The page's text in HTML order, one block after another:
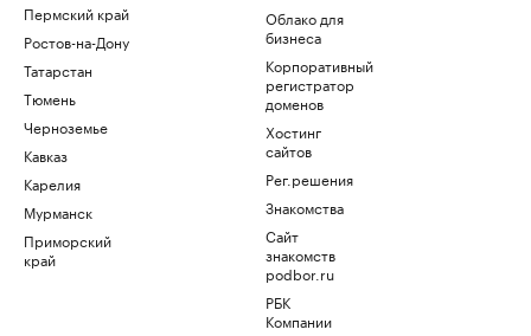
Пермский край
Ростов-на-Дону
Татарстан
Тюмень
Черноземье
Кавказ
Карелия
Мурманск
Приморский
край
Облако для
бизнеса
Корпоративный
регистратор
доменов
Хостинг
сайтов
Рег.решения
Знакомства
Сайт
знакомств
podbor.ru
РБК
Компании